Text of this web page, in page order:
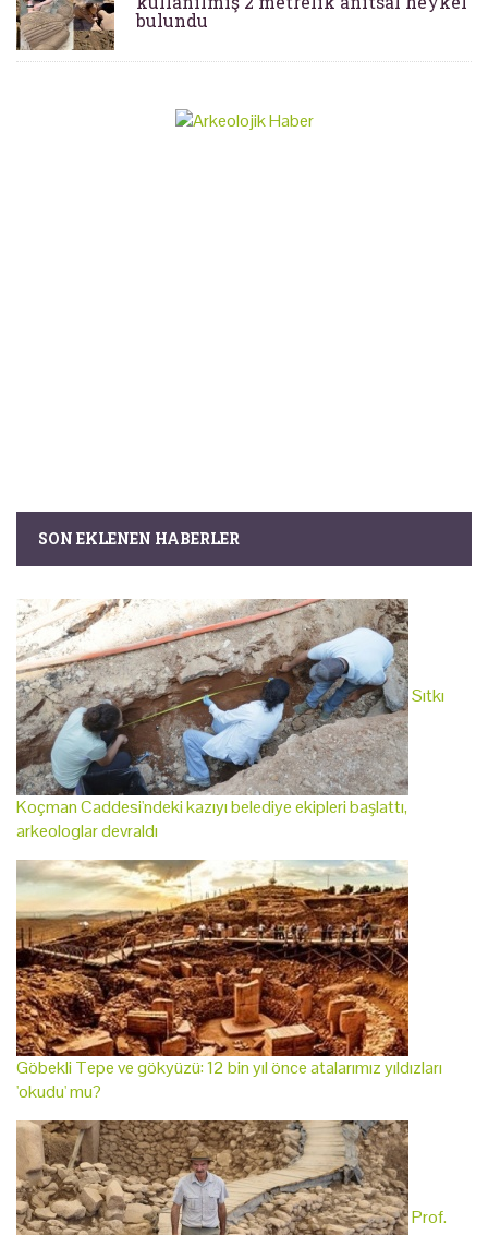
bulundu
SON EKLENEN HABERLER
Sıtkı
Koçman Caddesi'ndeki kazıyı belediye ekipleri başlattı,
arkeologlar devraldı
Göbekli Tepe ve gökyüzü: 12 bin yıl önce atalarımız yıldızları
'okudu' mu?
Prof.